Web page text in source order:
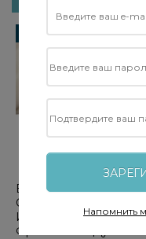
Напомнить
-15%
ELEMIS Frangipani
Онлайн Эксклюзив
Изысканный
Франжипани Дуэт